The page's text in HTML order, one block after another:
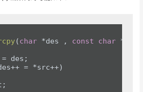
(char *des , const char *src)
des;
= *src++)